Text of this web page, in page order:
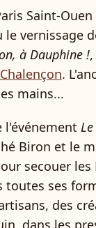
Saint-
le vernissage
à Dauphine !
.
mains...
l'événement
Biron et le
secouer
ses
des